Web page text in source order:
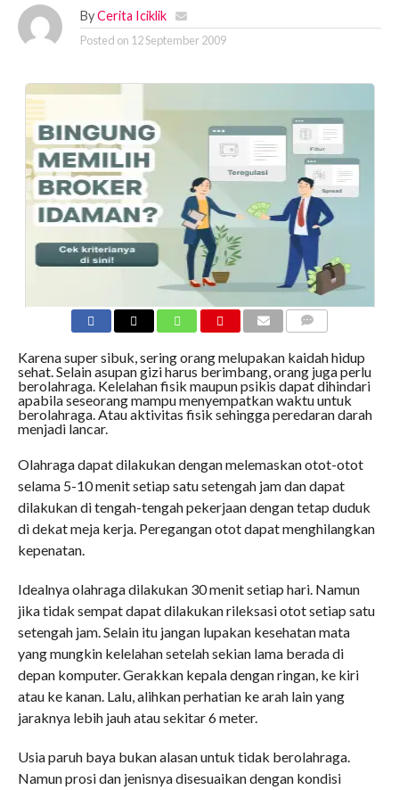
By Cerita Iciklik
Posted on 12 September 2009
Karena super sibuk, sering orang melupakan kaidah hidup
sehat. Selain asupan gizi harus berimbang, orang juga perlu
berolahraga. Kelelahan fisik maupun psikis dapat dihindari
apabila seseorang mampu menyempatkan waktu untuk
berolahraga. Atau aktivitas fisik sehingga peredaran darah
menjadi lancar.
Olahraga dapat dilakukan dengan melemaskan otot-otot
selama 5-10 menit setiap satu setengah jam dan dapat
dilakukan di tengah-tengah pekerjaan dengan tetap duduk
di dekat meja kerja. Peregangan otot dapat menghilangkan
kepenatan.
Idealnya olahraga dilakukan 30 menit setiap hari. Namun
jika tidak sempat dapat dilakukan rileksasi otot setiap satu
setengah jam. Selain itu jangan lupakan kesehatan mata
yang mungkin kelelahan setelah sekian lama berada di
depan komputer. Gerakkan kepala dengan ringan, ke kiri
atau ke kanan. Lalu, alihkan perhatian ke arah lain yang
jaraknya lebih jauh atau sekitar 6 meter.
Usia paruh baya bukan alasan untuk tidak berolahraga.
Namun prosi dan jenisnya disesuaikan dengan kondisi